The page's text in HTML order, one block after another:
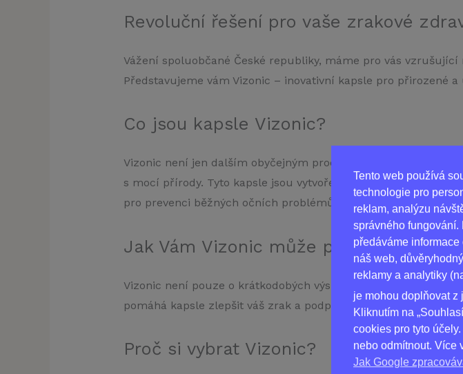
Tento web používá
technologie pro
reklam, analýzu
správného fungování.
předáváme
náš web,
reklamy a analytiky
je mohou doplňovat z
Kliknutím na
cookies pro tyto
nebo odmítnout. Více
Jak Google
Revoluční řešení pro vaše zrakové
Vážení spoluobčané České republiky, máme pro vás
Představujeme vám Vizonic – inovativní kapsle pro přirozené
Co jsou kapsle Vizonic?
Vizonic není jen dalším obyčejným produktem na trhu. Je to
s mocí přírody. Tyto kapsle jsou vytvořeny z pečlivě
pro prevenci běžných očních problémů.
Jak Vám Vizonic může pomoci?
Vizonic není pouze o krátkodobých výsledcích, ale také o
pomáhá kapsle zlepšit váš zrak a podporovat obecné zdraví
Proč si vybrat Vizonic?